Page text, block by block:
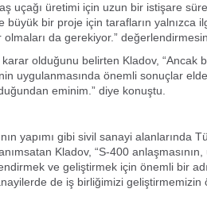
uçağı üretimi için uzun bir istişare
bir proje için tarafların yalnızca
da gerekiyor.”
olduğunu belirten Kladov, “Ancak
uygulanmasında önemli sonuçlar
eminim.” diye konuştu.
yapımı gibi sivil sanayi alanlarında
Kladov, “S-400
ve geliştirmek için önemli bir
de iş birliğimizi geliştirmemizin